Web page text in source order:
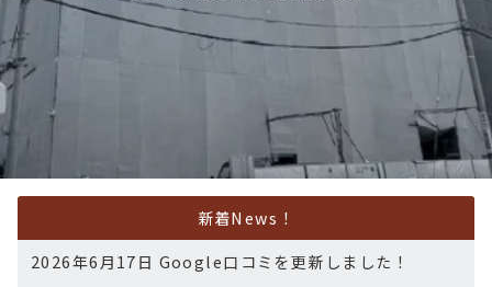
新着News！
2026年6月17日 Google口コミを更新しました！